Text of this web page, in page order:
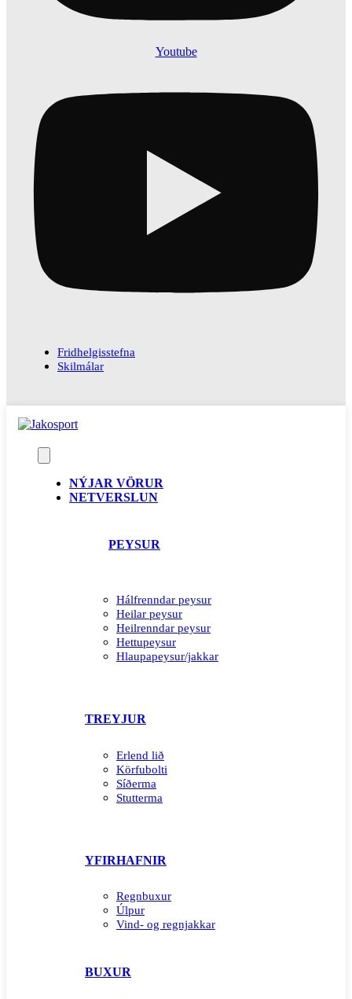
Youtube
Fridhelgisstefna
Skilmálar
NÝJAR VÖRUR
NETVERSLUN
PEYSUR
Hálfrenndar peysur
Heilar peysur
Heilrenndar peysur
Hettupeysur
Hlaupapeysur/jakkar
TREYJUR
Erlend lið
Körfubolti
Síðerma
Stutterma
YFIRHAFNIR
Regnbuxur
Úlpur
Vind- og regnjakkar
BUXUR